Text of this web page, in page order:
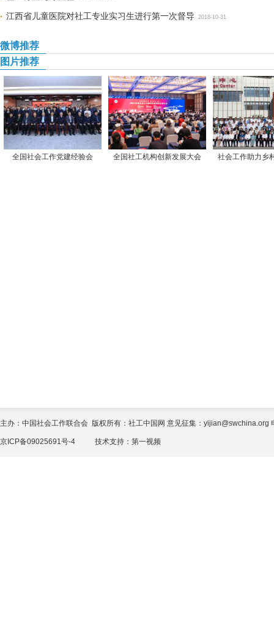
江西省儿童医院对社工专业实习生进行第一次督导 2018-10-31
微博推荐
图片推荐
全国社会工作党建经验会 全国社工机构创新发展大会 社会工作助力乡
主办：中国社会工作联合会 版权所有：社工中国网 意见征集：yijian@swchina.org
京ICP备09025691号-4 技术支持： 第一视频